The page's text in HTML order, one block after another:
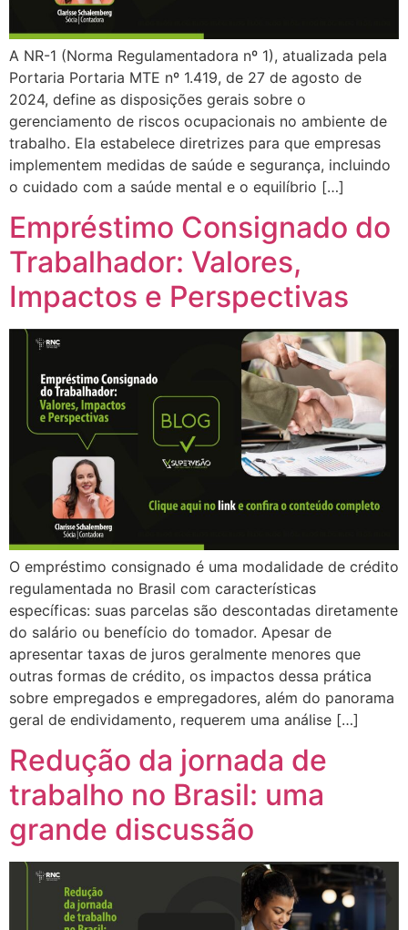
A NR-1 (Norma Regulamentadora nº 1), atualizada pela
Portaria Portaria MTE nº 1.419, de 27 de agosto de
2024, define as disposições gerais sobre o
gerenciamento de riscos ocupacionais no ambiente de
trabalho. Ela estabelece diretrizes para que empresas
implementem medidas de saúde e segurança, incluindo
o cuidado com a saúde mental e o equilíbrio […]
Empréstimo Consignado do
Trabalhador: Valores,
Impactos e Perspectivas
O empréstimo consignado é uma modalidade de crédito
regulamentada no Brasil com características
específicas: suas parcelas são descontadas diretamente
do salário ou benefício do tomador. Apesar de
apresentar taxas de juros geralmente menores que
outras formas de crédito, os impactos dessa prática
sobre empregados e empregadores, além do panorama
geral de endividamento, requerem uma análise […]
Redução da jornada de
trabalho no Brasil: uma
grande discussão